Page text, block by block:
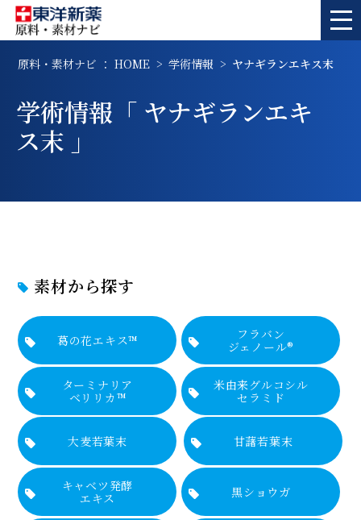
原料・素材ナビ ： HOME 学術情報 ヤナギランエキス末
学術情報「 ヤナギランエキ
ス末 」
素材から探す
葛の花エキス™
フラバン
ジェノール®
ターミナリア
ベリリカ™
米由来グルコシル
セラミド
大麦若葉末 甘藷若葉末
キャベツ発酵
エキス
黒ショウガ